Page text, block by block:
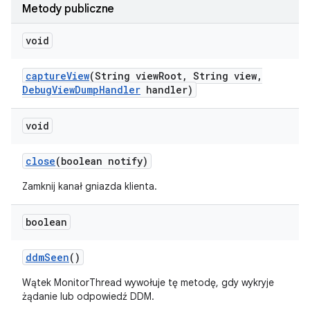
Metody publiczne
void
captureView(String viewRoot, String view,
DebugViewDumpHandler handler)
void
close(boolean notify)
Zamknij kanał gniazda klienta.
boolean
ddmSeen()
Wątek MonitorThread wywołuje tę metodę, gdy wykryje
żądanie lub odpowiedź DDM.